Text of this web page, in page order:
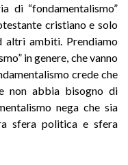
di “fondamentalismo”
cristiano e solo
altri ambiti. Prendiamo
in genere, che vanno
crede che
non abbia bisogno di
nega che sia
sfera politica e sfera